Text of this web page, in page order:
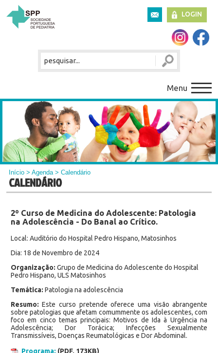
LOGIN
Menu
Início >Agenda> Calendário
CALENDÁRIO
2º Curso de Medicina do Adolescente: Patologia
na Adolescência - Do Banal ao Crítico.
Local: Auditório do Hospital Pedro Hispano, Matosinhos
Dia: 18 de Novembro de 2024
Organização: Grupo de Medicina do Adolescente do Hospital
Pedro Hispano, ULS Matosinhos
Temática: Patologia na adolescência
Resumo: Este curso pretende oferece uma visão abrangente
sobre patologias que afetam comummente os adolescentes, com
foco em cinco temas principais: Motivos de Ida à Urgência na
Adolescência; Dor Torácica; Infecções Sexualmente
Transmissíveis, Doenças Reumatológicas e Dor Abdominal.
Programa: (PDF, 173KB)